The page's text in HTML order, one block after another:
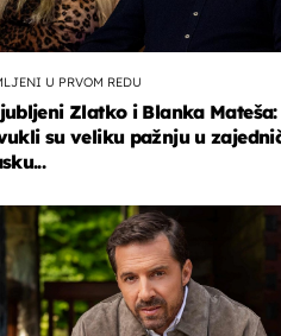
U PRVOM REDU
Zlatko i Blanka Mateša:
su veliku pažnju u